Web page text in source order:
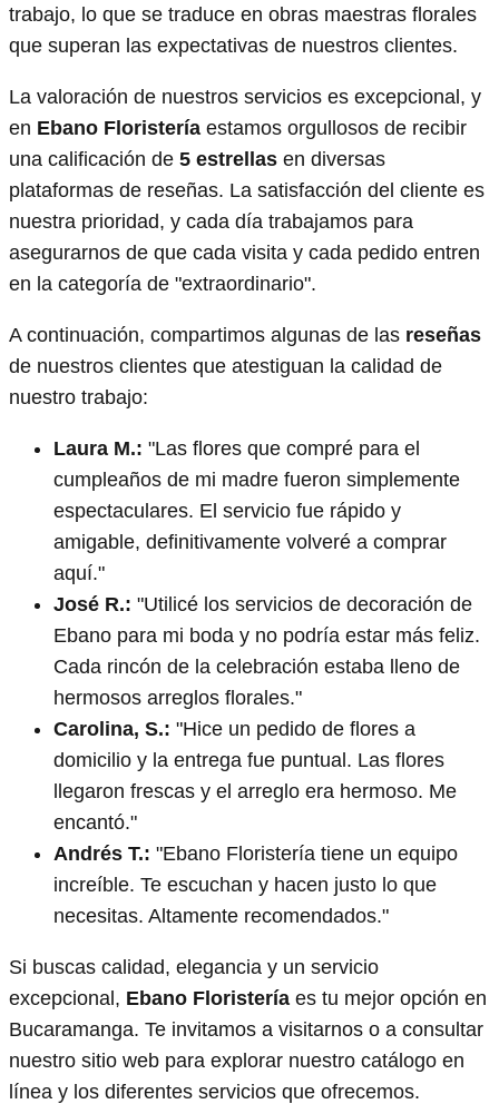
trabajo, lo que se traduce en obras maestras florales
que superan las expectativas de nuestros clientes.
La valoración de nuestros servicios es excepcional, y
en Ebano Floristería estamos orgullosos de recibir
una calificación de 5 estrellas en diversas
plataformas de reseñas. La satisfacción del cliente es
nuestra prioridad, y cada día trabajamos para
asegurarnos de que cada visita y cada pedido entren
en la categoría de "extraordinario".
A continuación, compartimos algunas de las reseñas
de nuestros clientes que atestiguan la calidad de
nuestro trabajo:
Laura M.: "Las flores que compré para el
cumpleaños de mi madre fueron simplemente
espectaculares. El servicio fue rápido y
amigable, definitivamente volveré a comprar
aquí."
José R.: "Utilicé los servicios de decoración de
Ebano para mi boda y no podría estar más feliz.
Cada rincón de la celebración estaba lleno de
hermosos arreglos florales."
Carolina, S.: "Hice un pedido de flores a
domicilio y la entrega fue puntual. Las flores
llegaron frescas y el arreglo era hermoso. Me
encantó."
Andrés T.: "Ebano Floristería tiene un equipo
increíble. Te escuchan y hacen justo lo que
necesitas. Altamente recomendados."
Si buscas calidad, elegancia y un servicio
excepcional, Ebano Floristería es tu mejor opción en
Bucaramanga. Te invitamos a visitarnos o a consultar
nuestro sitio web para explorar nuestro catálogo en
línea y los diferentes servicios que ofrecemos.